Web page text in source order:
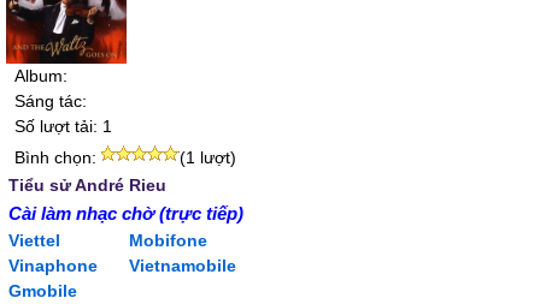
Album:
Sáng tác:
Số lượt tải: 1
Bình chọn:
(1 lượt)
Tiểu sử André Rieu
Cài làm nhạc chờ (trực tiếp)
Viettel
Mobifone
Vinaphone
Vietnamobile
Gmobile